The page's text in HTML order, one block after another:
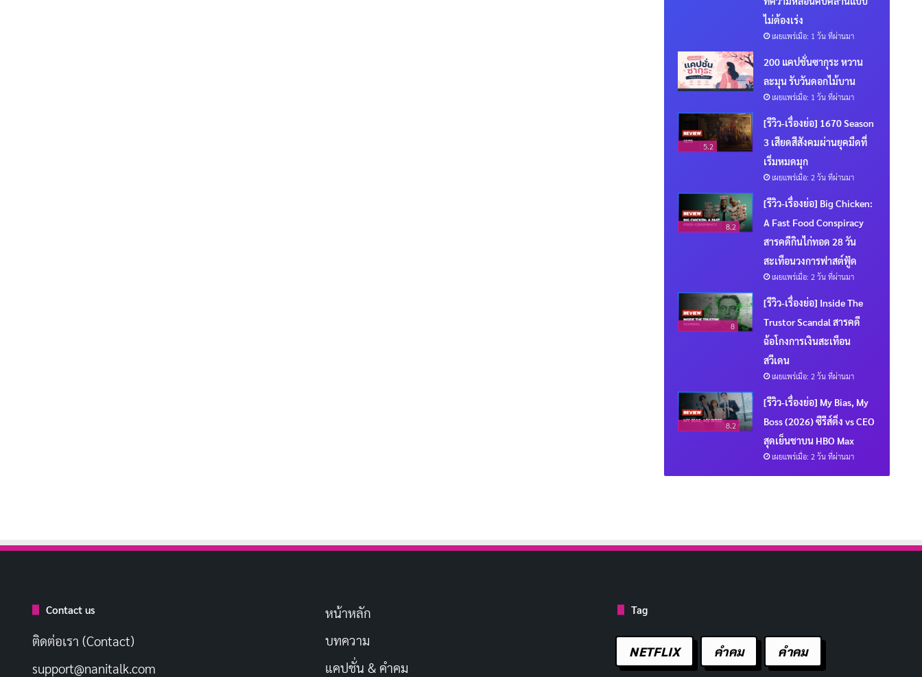
ไม่ต้องเร่ง
เผยแพร่เมื่อ: 1 วัน ที่ผ่านมา
200 แคปชั่นซากุระ หวาน
ละมุน รับวันดอกไม้บาน
เผยแพร่เมื่อ: 1 วัน ที่ผ่านมา
5.2
[รีวิว-เรื่องย่อ] 1670 Season
3 เสียดสีสังคมผ่านยุคมืดที่
เริ่มหมดมุก
เผยแพร่เมื่อ: 2 วัน ที่ผ่านมา
8.2
[รีวิว-เรื่องย่อ] Big Chicken:
A Fast Food Conspiracy
สารคดีกินไก่ทอด 28 วัน
สะเทือนวงการฟาสต์ฟู้ด
เผยแพร่เมื่อ: 2 วัน ที่ผ่านมา
8
[รีวิว-เรื่องย่อ] Inside The
Trustor Scandal สารคดี
ฉ้อโกงการเงินสะเทือน
สวีเดน
เผยแพร่เมื่อ: 2 วัน ที่ผ่านมา
8.2
[รีวิว-เรื่องย่อ] My Bias, My
Boss (2026) ซีรีส์ติ่ง vs CEO
สุดเย็นชาบน HBO Max
เผยแพร่เมื่อ: 2 วัน ที่ผ่านมา
Contact us
ติดต่อเรา (Contact)
support@nanitalk.com
หน้าหลัก
บทความ
แคปชั่น & คำคม
Tag
NETFLIX คำคม คําคม